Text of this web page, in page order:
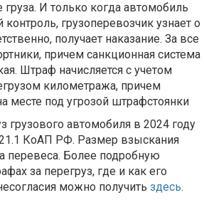
груза. И только когда автомобиль
грузоперевозчик узнает о
получает наказание. За все
причем санкционная система
Штраф начисляется с учетом
километража, причем
месте под угрозой штрафстоянки
грузового автомобиля в 2024 году
КоАП РФ. Размер взыскания
перевеса. Более подробную
за перегруз, где и как его
можно получить здесь.